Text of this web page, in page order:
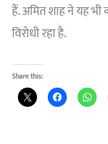
हैं. अमित शाह ने यह भी
विरोधी रहा है.
Share this: